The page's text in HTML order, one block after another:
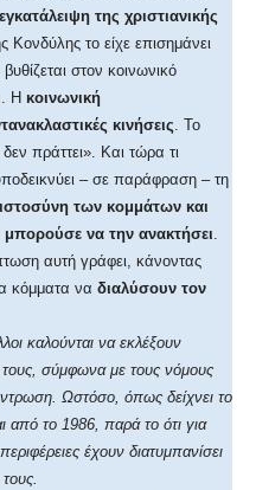
της χριστιανικής
το είχε επισημάνει
στον κοινωνικό
Η κοινωνική
κινήσεις. Το
πράττει». Και τώρα τι
– σε παράφραση – τη
των κομμάτων και
να την ανακτήσει.
αυτή γράφει, κάνοντας
κόμματα να διαλύσουν τον
καλούνται να εκλέξουν
τους, σύμφωνα με τους νόμους
Ωστόσο, όπως δείχνει το
από το 1986, παρά το ότι για
έχουν διατυμπανίσει